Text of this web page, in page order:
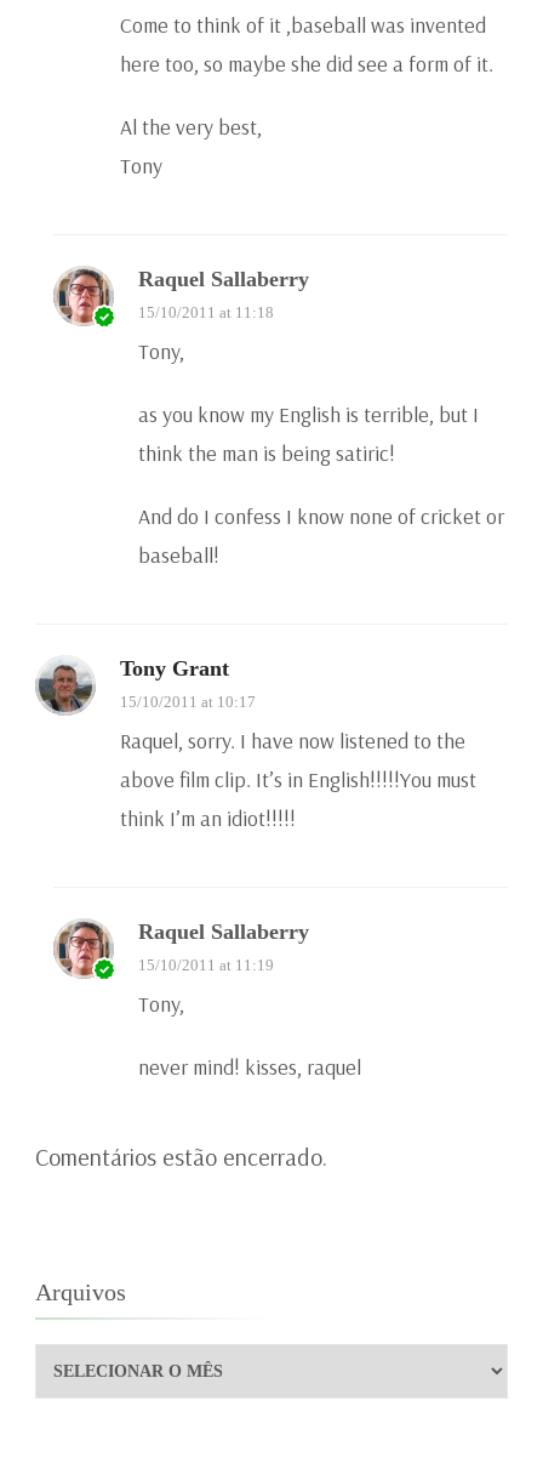
Come to think of it ,baseball was invented
here too, so maybe she did see a form of it.
Al the very best,
Tony
Raquel Sallaberry
15/10/2011 at 11:18
Tony,
as you know my English is terrible, but I
think the man is being satiric!
And do I confess I know none of cricket or
baseball!
Tony Grant
15/10/2011 at 10:17
Raquel, sorry. I have now listened to the
above film clip. It’s in English!!!!!You must
think I’m an idiot!!!!!
Raquel Sallaberry
15/10/2011 at 11:19
Tony,
never mind! kisses, raquel
Comentários estão encerrado.
Arquivos
Arquivos